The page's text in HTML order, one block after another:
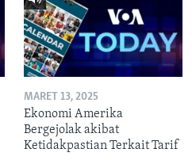
MARET 13, 2025
Ekonomi Amerika
Bergejolak akibat
Ketidakpastian Terkait Tarif